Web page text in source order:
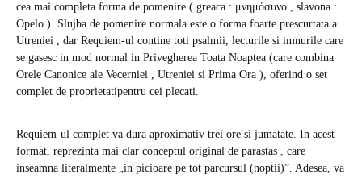
cea mai completa forma de pomenire ( greaca : μνημόσυνο , slavona :
Оpеlо ). Slujba de pomenire normala este o forma foarte prescurtata a
Utreniei , dar Requiem-ul contine toti psalmii, lecturile si imnurile care
se gasesc in mod normal in Privegherea Toata Noaptea (care combina
Orele Canonice ale Vecerniei , Utreniei si Prima Ora ), oferind o set
complet de proprietatipentru cei plecati.
Requiem-ul complet va dura aproximativ trei ore si jumatate. In acest
format, reprezinta mai clar conceptul original de parastas , care
inseamna literalmente „in picioare pe tot parcursul (noptii)”. Adesea, va